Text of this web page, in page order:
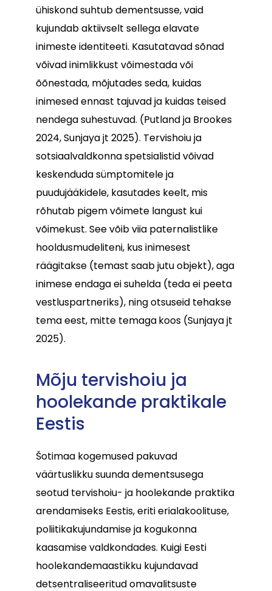
ühiskond suhtub dementsusse, vaid
kujundab aktiivselt sellega elavate
inimeste identiteeti. Kasutatavad sõnad
võivad inimlikkust võimestada või
õõnestada, mõjutades seda, kuidas
inimesed ennast tajuvad ja kuidas teised
nendega suhestuvad. (Putland ja Brookes
2024, Sunjaya jt 2025). Tervishoiu ja
sotsiaalvaldkonna spetsialistid võivad
keskenduda sümptomitele ja
puudujääkidele, kasutades keelt, mis
rõhutab pigem võimete langust kui
võimekust. See võib viia paternalistlike
hooldusmudeliteni, kus inimesest
räägitakse (temast saab jutu objekt), aga
inimese endaga ei suhelda (teda ei peeta
vestluspartneriks), ning otsuseid tehakse
tema eest, mitte temagakoos (Sunjaya jt
2025).
Mõju tervishoiu ja
hoolekande praktikale
Eestis
Šotimaa kogemused pakuvad
väärtuslikku suunda dementsusega
seotud tervishoiu- ja hoolekande praktika
arendamiseks Eestis, eriti erialakoolituse,
poliitikakujundamise ja kogukonna
kaasamise valdkondades. Kuigi Eesti
hoolekandemaastikku kujundavad
detsentraliseeritud omavalitsuste